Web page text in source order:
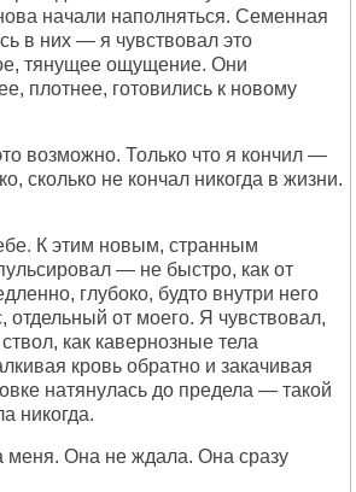
начали наполняться. Семенная
в них — я чувствовал это
тянущее ощущение. Они
плотнее, готовились к новому
возможно. Только что я кончил —
сколько не кончал никогда в жизни.
К этим новым, странным
— не быстро, как от
глубоко, будто внутри него
отдельный от моего. Я чувствовал,
как кавернозные тела
кровь обратно и закачивая
натянулась до предела — такой
никогда.
меня. Она не ждала. Она сразу